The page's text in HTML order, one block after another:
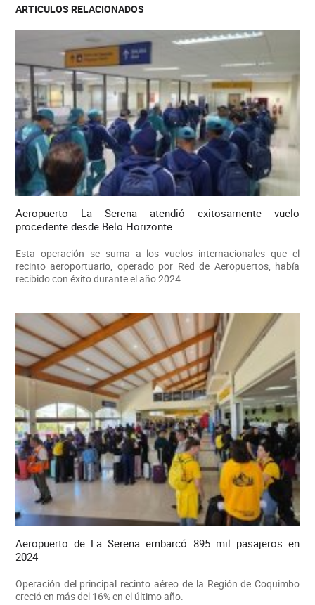
ARTICULOS RELACIONADOS
Aeropuerto La Serena atendió exitosamente vuelo
procedente desde Belo Horizonte
Esta operación se suma a los vuelos internacionales que el
recinto aeroportuario, operado por Red de Aeropuertos, había
recibido con éxito durante el año 2024.
Aeropuerto de La Serena embarcó 895 mil pasajeros en
2024
Operación del principal recinto aéreo de la Región de Coquimbo
creció en más del 16% en el último año.